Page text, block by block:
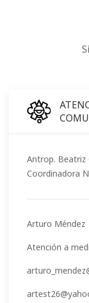
Antrop. Beatriz
Coordinadora
Arturo Méndez
Atención a